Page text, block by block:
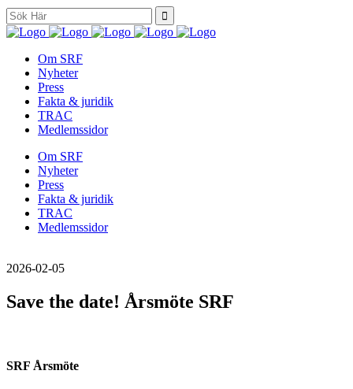
Search
for:
Om SRF
Nyheter
Press
Fakta & juridik
TRAC
Medlemssidor
Om SRF
Nyheter
Press
Fakta & juridik
TRAC
Medlemssidor
2026-02-05
Save the date! Årsmöte SRF
SRF Årsmöte